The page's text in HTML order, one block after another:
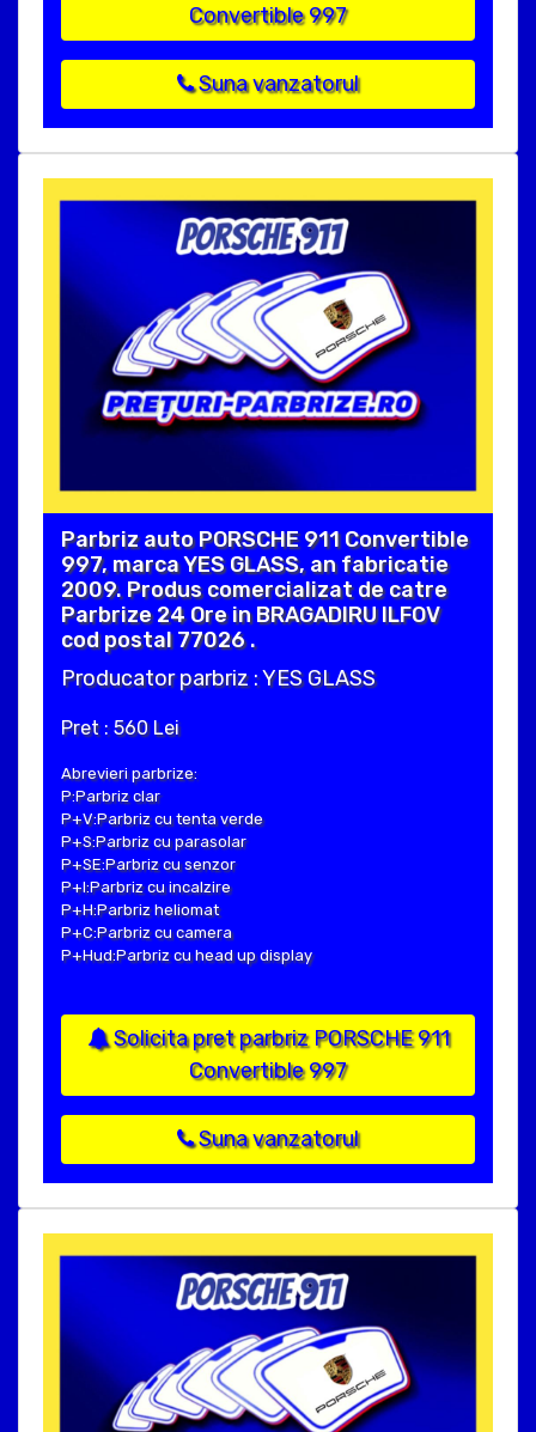
Convertible 997
Suna vanzatorul
Parbriz auto PORSCHE 911 Convertible
997, marca YES GLASS, an fabricatie
2009. Produs comercializat de catre
Parbrize 24 Ore in BRAGADIRU ILFOV
cod postal 77026 .
Producator parbriz : YES GLASS
Pret : 560 Lei
Abrevieri parbrize:
P:Parbriz clar
P+V:Parbriz cu tenta verde
P+S:Parbriz cu parasolar
P+SE:Parbriz cu senzor
P+I:Parbriz cu incalzire
P+H:Parbriz heliomat
P+C:Parbriz cu camera
P+Hud:Parbriz cu head up display
Solicita pret parbriz PORSCHE 911
Convertible 997
Suna vanzatorul